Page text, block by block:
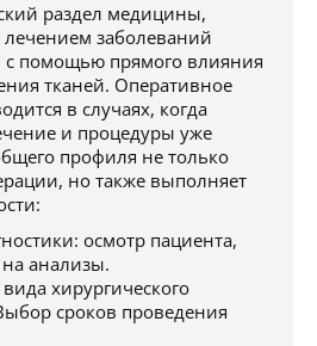
раздел медицины,
заболеваний
с помощью прямого влияния
тканей. Оперативное
в случаях, когда
и процедуры уже
профиля не только
но также выполняет
осмотр пациента,
анализы.
хирургического
сроков проведения